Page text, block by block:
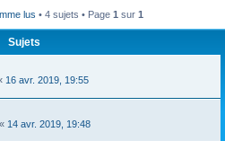
lus • 4 sujets • Page 1 sur 1
Sujets
16 avr. 2019, 19:55
« 14 avr. 2019, 19:48